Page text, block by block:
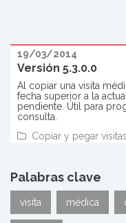
19/03/2014
Versión 5.3.0.0
Al copiar una visita
fecha superior a la
pendiente. Útil para
consulta.
Copiar y pegar
Palabras clave
visita médica